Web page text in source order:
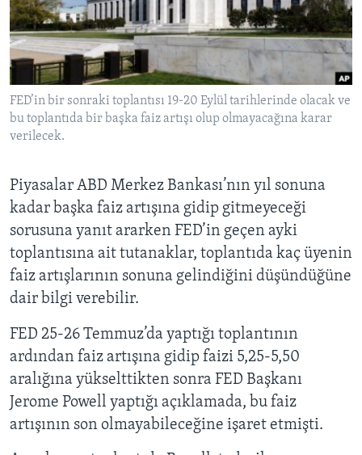
HAYATTAN
SANAT
BIZI TAKIP EDIN
Diller
FED’in bir sonraki toplantısı 19-20 Eylül tarihlerinde olacak ve
bu toplantıda bir başka faiz artışı olup olmayacağına karar
verilecek.
Piyasalar ABD Merkez Bankası’nın yıl sonuna
kadar başka faiz artışına gidip gitmeyeceği
sorusuna yanıt ararken FED’in geçen ayki
toplantısına ait tutanaklar, toplantıda kaç üyenin
faiz artışlarının sonuna gelindiğini düşündüğüne
dair bilgi verebilir.
FED 25-26 Temmuz’da yaptığı toplantının
ardından faiz artışına gidip faizi 5,25-5,50
aralığına yükselttikten sonra FED Başkanı
Jerome Powell yaptığı açıklamada, bu faiz
artışının son olmayabileceğine işaret etmişti.